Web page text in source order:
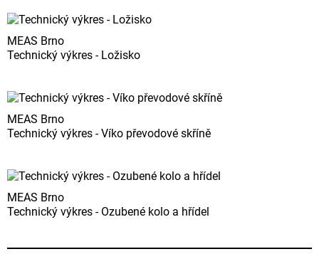
MEAS Brno
Technický výkres - Ložisko
MEAS Brno
Technický výkres - Víko převodové skříně
MEAS Brno
Technický výkres - Ozubené kolo a hřídel